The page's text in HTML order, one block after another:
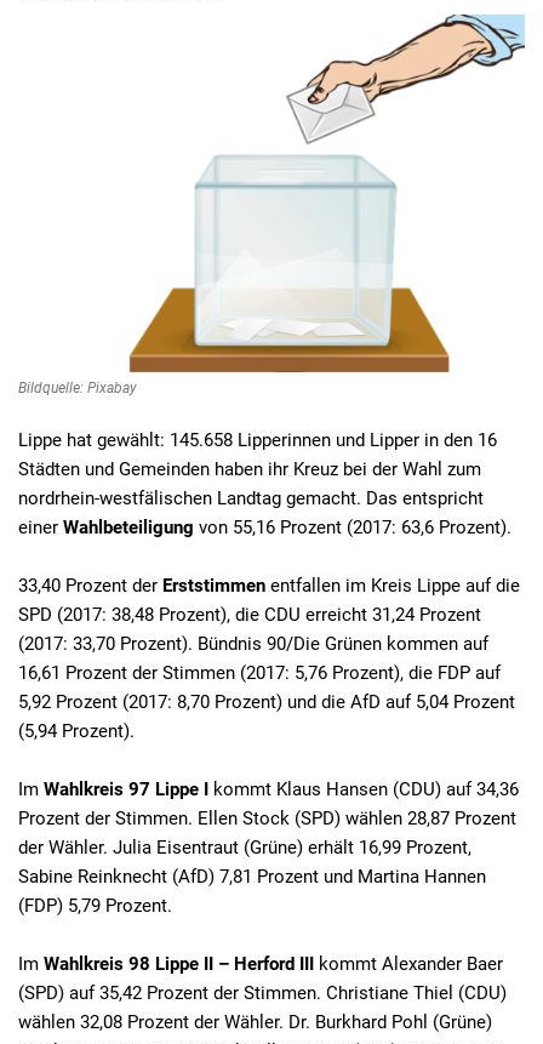
Bildquelle: Pixabay
Lippe hat gewählt: 145.658 Lipperinnen und Lipper in den 16
Städten und Gemeinden haben ihr Kreuz bei der Wahl zum
nordrhein-westfälischen Landtag gemacht. Das entspricht
einer Wahlbeteiligung von 55,16 Prozent (2017: 63,6 Prozent).
33,40 Prozent der Erststimmen entfallen im Kreis Lippe auf die
SPD (2017: 38,48 Prozent), die CDU erreicht 31,24 Prozent
(2017: 33,70 Prozent). Bündnis 90/Die Grünen kommen auf
16,61 Prozent der Stimmen (2017: 5,76 Prozent), die FDP auf
5,92 Prozent (2017: 8,70 Prozent) und die AfD auf 5,04 Prozent
(5,94 Prozent).
Im Wahlkreis 97 Lippe I kommt Klaus Hansen (CDU) auf 34,36
Prozent der Stimmen. Ellen Stock (SPD) wählen 28,87 Prozent
der Wähler. Julia Eisentraut (Grüne) erhält 16,99 Prozent,
Sabine Reinknecht (AfD) 7,81 Prozent und Martina Hannen
(FDP) 5,79 Prozent.
Im Wahlkreis 98 Lippe II – Herford III kommt Alexander Baer
(SPD) auf 35,42 Prozent der Stimmen. Christiane Thiel (CDU)
wählen 32,08 Prozent der Wähler. Dr. Burkhard Pohl (Grüne)